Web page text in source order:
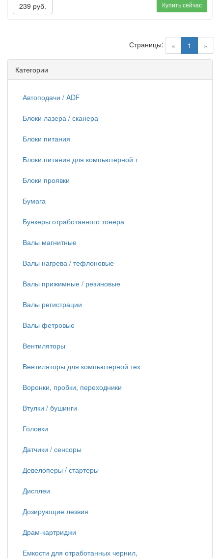
239 руб. Купить сейчас
« 1 (current)
»
Страницы:
Категории
Автоподачи / ADF
Блоки лазера / сканера
Блоки питания
Блоки питания для компьютерной т
Блоки проявки
Бумага
Бункеры отработанного тонера
Валы магнитные
Валы нагрева / тефлоновые
Валы прижимные / резиновые
Валы регистрации
Валы фетровые
Вентиляторы
Вентиляторы для компьютерной тех
Воронки, пробки, переходники
Втулки / бушинги
Головки
Датчики / сенсоры
Девелоперы / стартеры
Дисплеи
Дозирующие лезвия
Драм-картриджи
Емкости для отработанных чернил,